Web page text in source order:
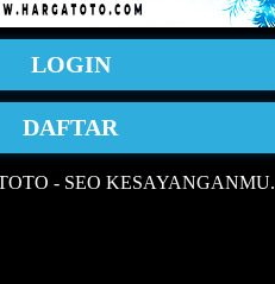
LOGIN
DAFTAR
- SEO KESAYANGANMU.